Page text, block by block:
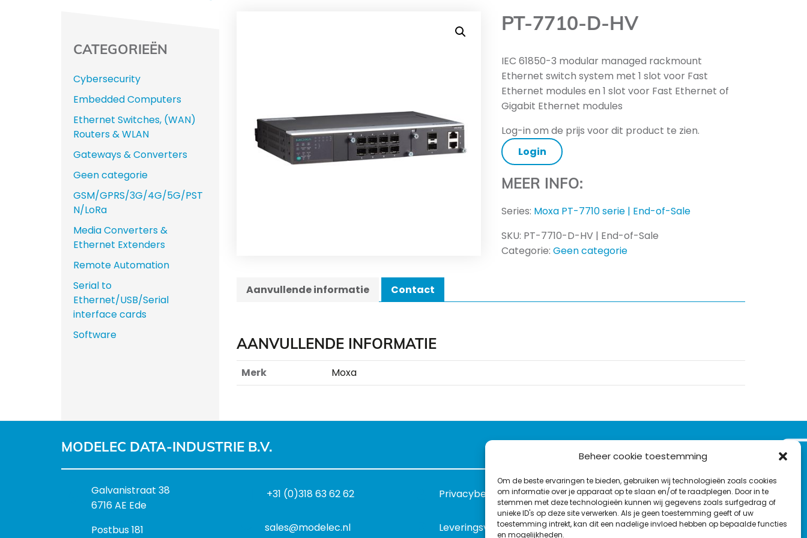
Beheer cookie toestemming
Om de beste ervaringen te bieden, gebruiken wij technologieën zoals cookies
om informatie over je apparaat op te slaan en/of te raadplegen. Door in te
stemmen met deze technologieën kunnen wij gegevens zoals surfgedrag of
unieke ID's op deze site verwerken. Als je geen toestemming geeft of uw
toestemming intrekt, kan dit een nadelige invloed hebben op bepaalde functies
en mogelijkheden.
PT-7710-D-HV
IEC 61850-3 modular managed rackmount
Ethernet switch system met 1 slot voor Fast
Ethernet modules en 1 slot voor Fast Ethernet of
Gigabit Ethernet modules
Log-in om de prijs voor dit product te zien.
Login
MEER INFO:
Series: Moxa PT-7710 serie | End-of-Sale
SKU: PT-7710-D-HV | End-of-Sale
Categorie:Geen categorie
Aanvullende informatie Contact
AANVULLENDE INFORMATIE
Merk Moxa
CATEGORIEËN
Cybersecurity
Embedded Computers
Ethernet Switches, (WAN)
Routers & WLAN
Gateways & Converters
Geen categorie
GSM/GPRS/3G/4G/5G/PST
N/LoRa
Media Converters &
Ethernet Extenders
Remote Automation
Serial to
Ethernet/USB/Serial
interface cards
Software
MODELEC DATA-INDUSTRIE B.V.
B
e
o
Galvanistraat 38
6716 AE Ede
P
Postbus 181
+31 (0)318 63 62 62
sales@modelec.nl
Privacybeleid
Leveringsvoorwaarden
L
i
nT
w
F
a
c
Y
o
u
C
o
n